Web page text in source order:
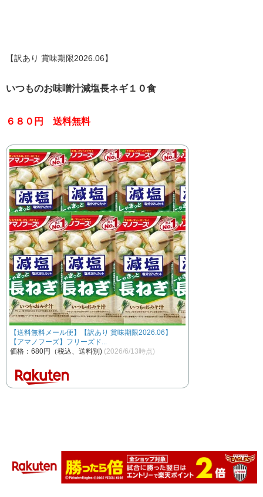
【訳あり 賞味期限2026.06】
いつものお味噌汁減塩長ネギ１０食
６８０円 送料無料
【送料無料メール便】【訳あり 賞味期限2026.06】
【アマノフーズ】フリーズド...
価格：680円（税込、送料別) (2026/6/13時点)